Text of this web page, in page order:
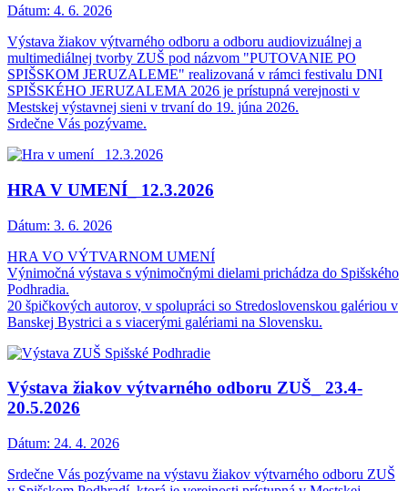
Dátum: 4. 6. 2026
Výstava žiakov výtvarného odboru a odboru audiovizuálnej a
multimediálnej tvorby ZUŠ pod názvom "PUTOVANIE PO
SPIŠSKOM JERUZALEME" realizovaná v rámci festivalu DNI
SPIŠSKÉHO JERUZALEMA 2026 je prístupná verejnosti v
Mestskej výstavnej sieni v trvaní do 19. júna 2026.
Srdečne Vás pozývame.
HRA V UMENÍ_ 12.3.2026
Dátum: 3. 6. 2026
HRA VO VÝTVARNOM UMENÍ
Výnimočná výstava s výnimočnými dielami prichádza do Spišského
Podhradia.
20 špičkových autorov, v spolupráci so Stredoslovenskou galériou v
Banskej Bystrici a s viacerými galériami na Slovensku.
Výstava žiakov výtvarného odboru ZUŠ_ 23.4-
20.5.2026
Dátum: 24. 4. 2026
Srdečne Vás pozývame na výstavu žiakov výtvarného odboru ZUŠ